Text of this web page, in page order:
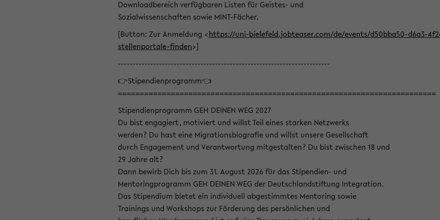
Downloadbereich verfügbaren Listen für Geistes- und
Sozialwissenschaften sowie MINT-Fächer.
[Button: Zur Anmeldung <https://uni-bielefeld.jobteaser.com/de/events/d50bba50-d6a3-
stellenportale-finden>]
------------------------------------------------------------------------
👉Stipendienprogramm👈
========================================================================
Stipendienprogramm GEH DEINEN WEG 2027
Du bist engagiert, motiviert und willst Teil eines starken Netzwerks
werden? Du hast eine Migrationsbiografie und willst unsere Gesellschaft
durch Engagement und Verantwortung mitgestalten? Du bist zwischen 18 und
29 Jahre alt?
Dann bewirb Dich bis zum 31. August 2026 für das Stipendien- und
Mentoringprogramm GEH DEINEN WEG der Deutschlandstiftung Integration.
Das Stipendium bietet ein individuell abgestimmtes Mentoring sowie
Trainings und Workshops zur Förderung des persönlichen und